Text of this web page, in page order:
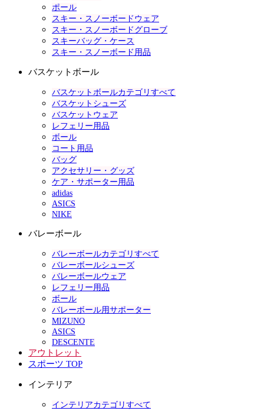
ポール
スキー・スノーボードウェア
スキー・スノーボードグローブ
スキーバッグ・ケース
スキー・スノーボード用品
バスケットボール
バスケットボールカテゴリすべて
バスケットシューズ
バスケットウェア
レフェリー用品
ボール
コート用品
バッグ
アクセサリー・グッズ
ケア・サポーター用品
adidas
ASICS
NIKE
バレーボール
バレーボールカテゴリすべて
バレーボールシューズ
バレーボールウェア
レフェリー用品
ボール
バレーボール用サポーター
MIZUNO
ASICS
DESCENTE
アウトレット
スポーツ TOP
インテリア
インテリアカテゴリすべて